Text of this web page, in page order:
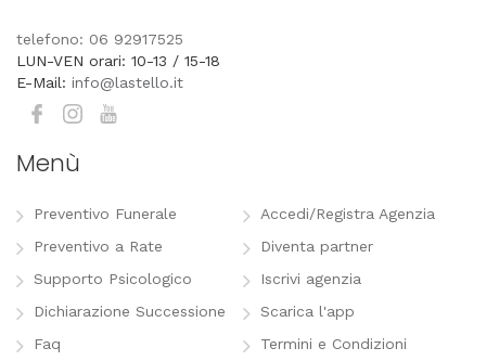
telefono: 06 92917525
LUN-VEN orari: 10-13 / 15-18
E-Mail: info@lastello.it
Menù
Preventivo Funerale
Preventivo a Rate
Supporto Psicologico
Dichiarazione Successione
Faq
Accedi/Registra Agenzia
Diventa partner
Iscrivi agenzia
Scarica l'app
Termini e Condizioni